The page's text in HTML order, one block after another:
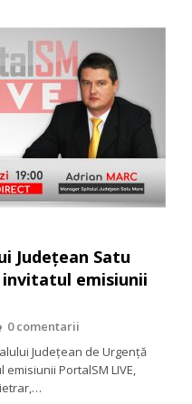
Județean Satu
invitatul emisiunii
0 comentarii
Județean de Urgență
PortalSM LIVE,